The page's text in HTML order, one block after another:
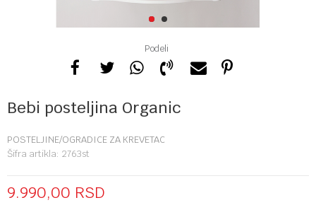
1 2
Podeli
Bebi posteljina Organic
POSTELJINE/OGRADICE ZA KREVETAC
Šifra artikla: 2763st
9.990,00 RSD